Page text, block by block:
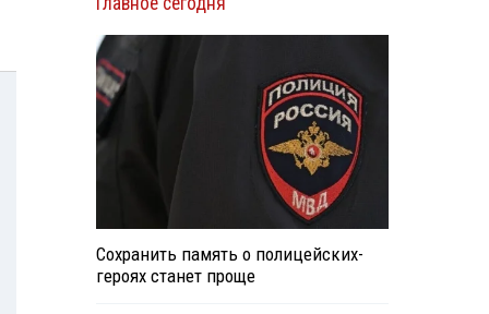
Сохранить память о полицейских-
героях станет проще